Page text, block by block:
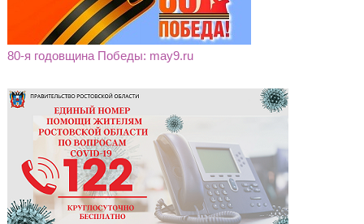
80-я годовщина Победы: may9.ru